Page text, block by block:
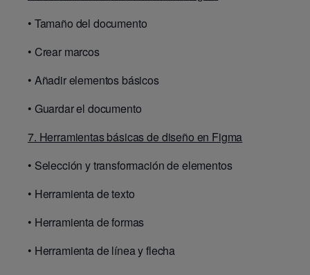
• Tamaño del documento
• Crear marcos
• Añadir elementos básicos
• Guardar el documento
7. Herramientas básicas de diseño en Figma
• Selección y transformación de elementos
• Herramienta de texto
• Herramienta de formas
• Herramienta de línea y flecha